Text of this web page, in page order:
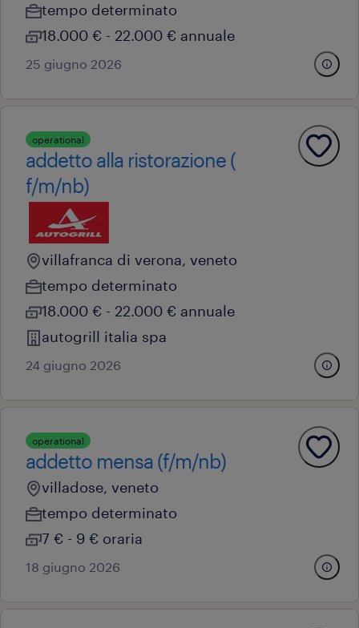
tempo determinato
18.000 € - 22.000 € annuale
25 giugno 2026
operational
addetto alla ristorazione (
f/m/nb)
villafranca di verona, veneto
tempo determinato
18.000 € - 22.000 € annuale
autogrill italia spa
24 giugno 2026
operational
addetto mensa (f/m/nb)
villadose, veneto
tempo determinato
7 € - 9 € oraria
18 giugno 2026